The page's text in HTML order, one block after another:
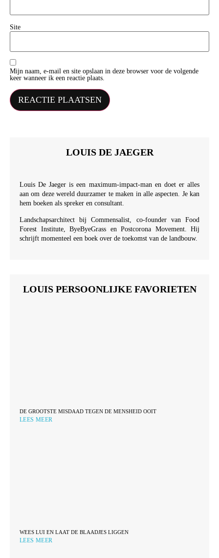
Site
Mijn naam, e-mail en site opslaan in deze browser voor de volgende
keer wanneer ik een reactie plaats.
LOUIS DE JAEGER
Louis De Jaeger is een maximum-impact-man en doet er alles
aan om deze wereld duurzamer te maken in alle aspecten. Je kan
hem boeken als spreker en consultant.
Landschapsarchitect bij Commensalist, co-founder van Food
Forest Institute, ByeByeGrass en Postcorona Movement. Hij
schrijft momenteel een boek over de toekomst van de landbouw.
LOUIS PERSOONLIJKE FAVORIETEN
DE GROOTSTE MISDAAD TEGEN DE MENSHEID OOIT
LEES MEER
WEES LUI EN LAAT DE BLAADJES LIGGEN
LEES MEER